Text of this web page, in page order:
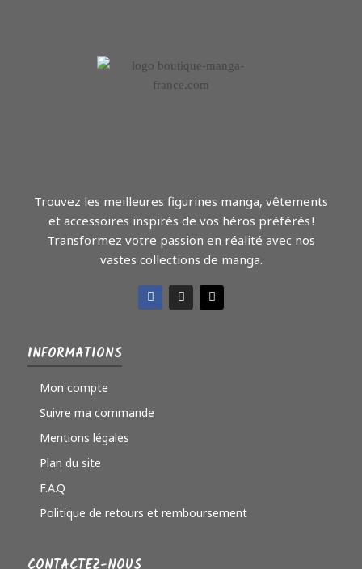
Trouvez les meilleures figurines manga, vêtements
et accessoires inspirés de vos héros préférés !
Transformez votre passion en réalité avec nos
vastes collections de manga.
INFORMATIONS
Mon compte
Suivre ma commande
Mentions légales
Plan du site
F.A.Q
Politique de retours et remboursement